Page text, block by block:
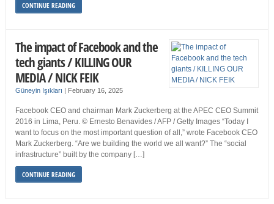
CONTINUE READING
The impact of Facebook and the
tech giants / KILLING OUR
MEDIA / NICK FEIK
Güneyin Işıkları | February 16, 2025
Facebook CEO and chairman Mark Zuckerberg at the APEC CEO Summit
2016 in Lima, Peru. © Ernesto Benavides / AFP / Getty Images “Today I
want to focus on the most important question of all,” wrote Facebook CEO
Mark Zuckerberg. “Are we building the world we all want?” The “social
infrastructure” built by the company […]
CONTINUE READING